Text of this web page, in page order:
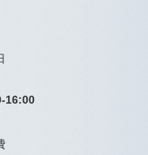
16:00